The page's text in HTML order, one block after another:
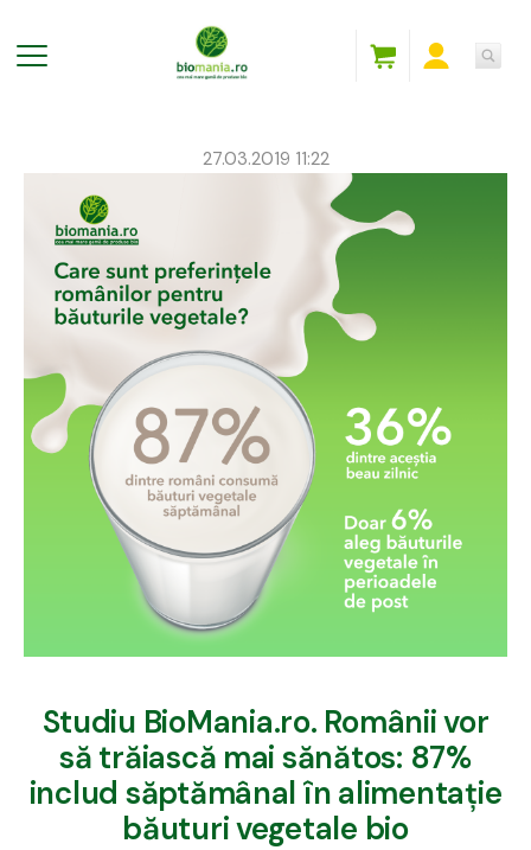
Studiu BioMania.ro. Românii vor
să trăiască mai sănătos: 87%
includ săptămânal în alimentație
băuturi vegetale bio
27.03.2019 11:22